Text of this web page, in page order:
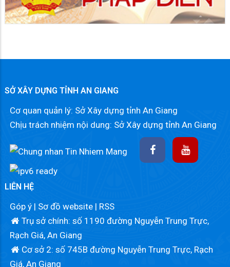
SỞ XÂY DỰNG TỈNH AN GIANG
Cơ quan quản lý: Sở Xây dựng tỉnh An Giang
Chịu trách nhiệm nội dung: Sở Xây dựng tỉnh An Giang
LIÊN HỆ
Góp ý | Sơ đồ website | RSS
Trụ sở chính: số 1190 đường Nguyễn Trung Trực,
Rạch Giá, An Giang
Cơ sở 2: số 745B đường Nguyễn Trung Trực, Rạch
Giá, An Giang